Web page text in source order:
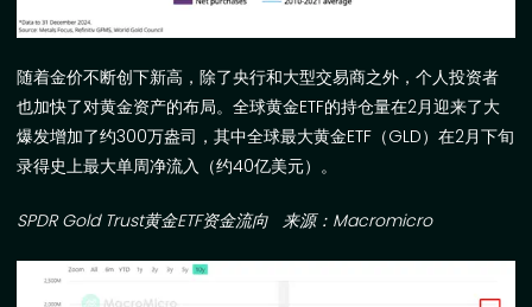
随着金价不断创下新高，除了央行和大型交易商之外，个人投资者
也加快了对黄金资产的布局。全球黄金ETF的持仓量在2月迎来了大
爆发增加了约300万盎司，其中全球最大黄金ETF （GLD）在2月下旬
录得史上最大单周净流入（约40亿美元）。
SPDR Gold Trust黄金ETF资金流向 来源： Macromicro